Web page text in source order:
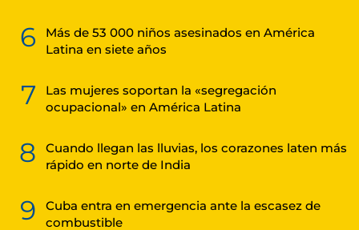
6
Más de 53 000 niños asesinados en América
Latina en siete años
7
Las mujeres soportan la «segregación
ocupacional» en América Latina
8
Cuando llegan las lluvias, los corazones laten más
rápido en norte de India
9
Cuba entra en emergencia ante la escasez de
combustible